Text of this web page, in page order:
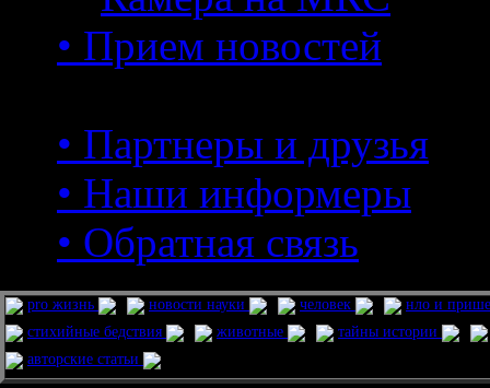
• Прием новостей
• Партнеры и друзья
• Наши информеры
• Обратная связь
pro жизнь новости науки человек
нло и
стихийные бедствия
животные
тайны истории
авторские статьи